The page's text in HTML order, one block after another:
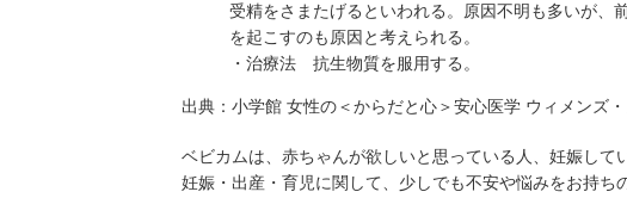
受精をさまたげるといわれる。原因不明も多いが、
を起こすのも原因と考えられる。
・治療法 抗生物質を服用する。
出典： 小学館 女性の＜からだと心＞安心医学 ウィメンズ
ベビカムは、赤ちゃんが欲しいと思っている人、妊娠して
妊娠・出産・育児に関して、少しでも不安や悩みをお持ち